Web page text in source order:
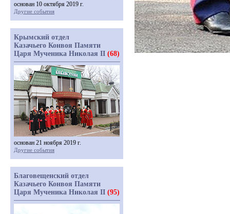
основан 10 октября 2019 г.
Другие события
Крымский отдел
Казачьего Конвоя Памяти
Царя Мученика Николая II (68)
основан 21 ноября 2019 г.
Другие события
Благовещенский отдел
Казачьего Конвоя Памяти
Царя Мученика Николая II (95)